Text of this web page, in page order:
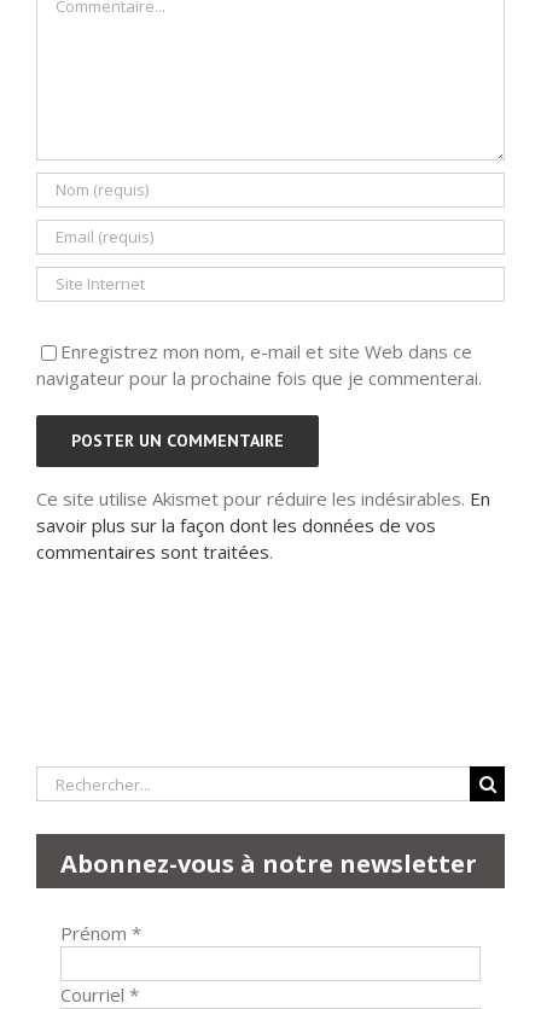
Enregistrez mon nom, e-mail et site Web dans ce
navigateur pour la prochaine fois que je commenterai.
Ce site utilise Akismet pour réduire les indésirables. En
savoir plus sur la façon dont les données de vos
commentaires sont traitées.
Rechercher:
Abonnez-vous à notre newsletter
Prénom *
Courriel *